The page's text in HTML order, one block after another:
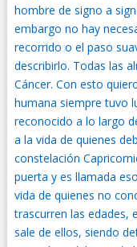
hombre de signo a
embargo no hay
recorrido o el paso
describirlo. Todas las
Cáncer. Con esto
humana siempre tuvo
reconocido a lo largo
a la vida de quienes
constelación
puerta y es llamada
vida de quienes no
trascurren las edades,
sale de ellos, siendo